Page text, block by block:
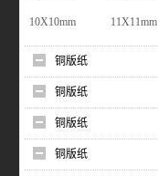
10X10mm 11X11mm
铜版纸
铜版纸
铜版纸
铜版纸